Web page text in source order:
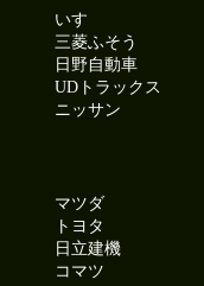
いすゞ
三菱ふそう
日野自動車
UDトラックス
ニッサン
マツダ
トヨタ
日立建機
コマツ